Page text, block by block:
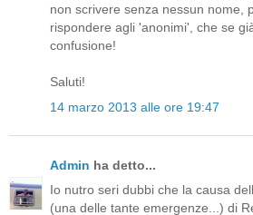
non scrivere senza nessun nome,
rispondere agli 'anonimi', che se
confusione!
Saluti!
14 marzo 2013 alle ore 19:47
Admin ha detto...
Io nutro seri dubbi che la causa
(una delle tante emergenze...) di